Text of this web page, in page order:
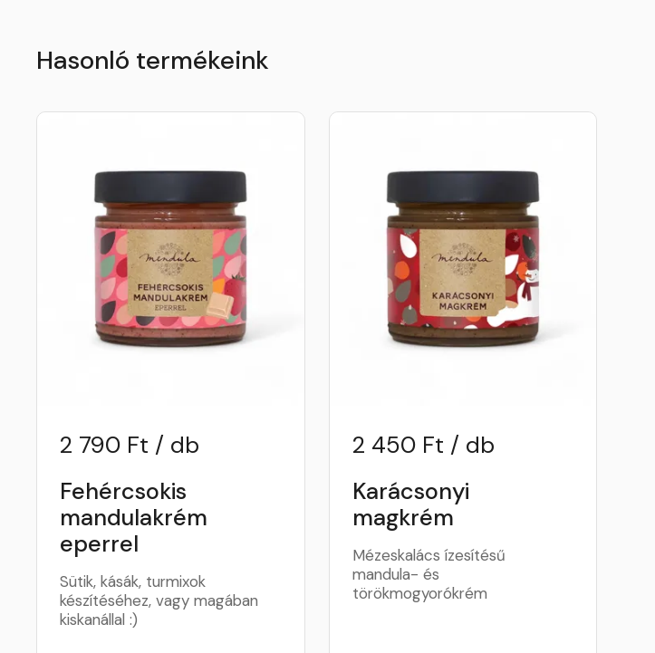
Hasonló termékeink
2 790 Ft / db
Fehércsokis
mandulakrém
eperrel
Sütik, kásák, turmixok
készítéséhez, vagy magában
kiskanállal :)
2 450 Ft / db
Karácsonyi
magkrém
Mézeskalács ízesítésű
mandula- és
törökmogyorókrém